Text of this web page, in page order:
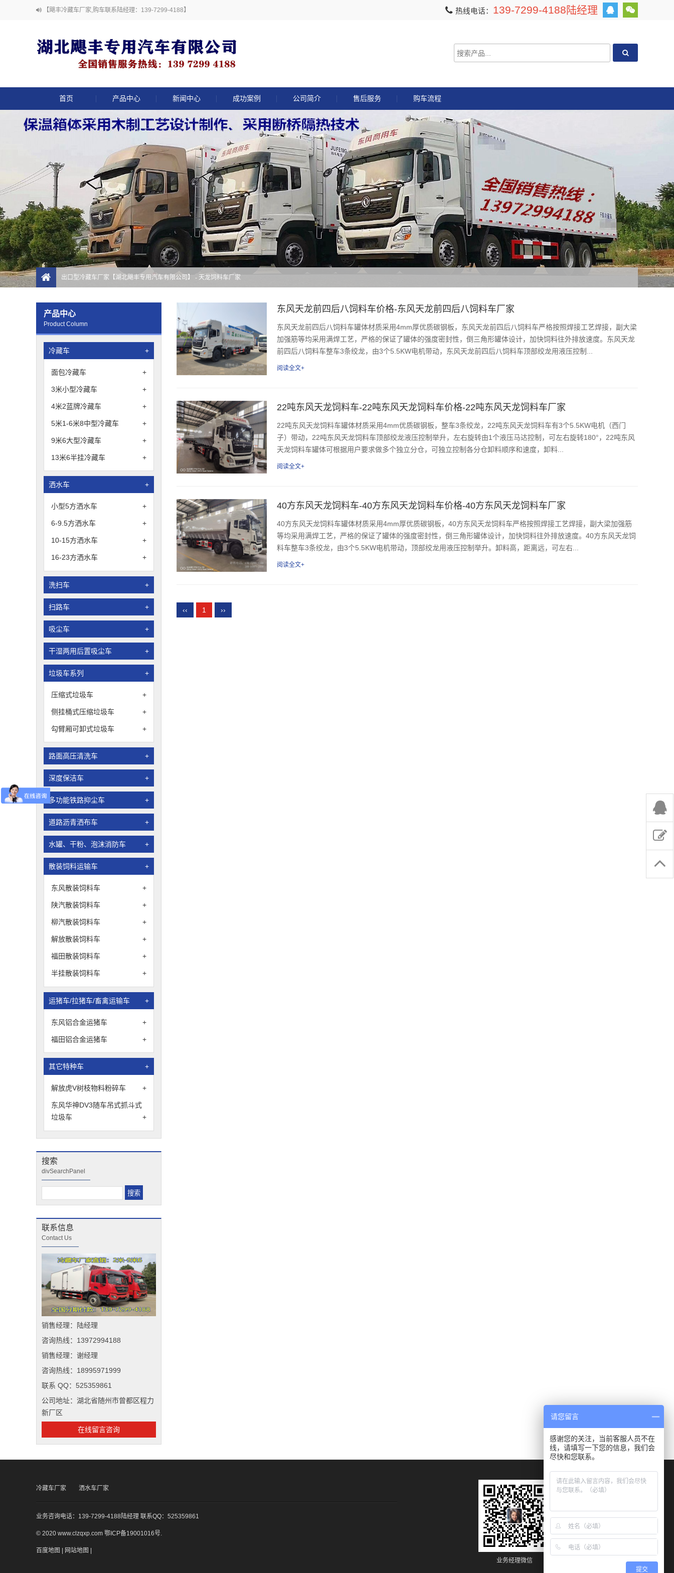
【飓丰冷藏车厂家,购车联系陆经理：139-7299-4188】 热线电话： 139-7299-4188陆经理
首页 产品中心 新闻中心 成功案例 公司简介 售后服务 购车流程
出口型冷藏车厂家【湖北飓丰专用汽车有限公司】 - 天龙饲料车厂家
产品中心
Product Column
冷藏车 +
面包冷藏车 +
3米小型冷藏车 +
4米2蓝牌冷藏车 +
5米1-6米8中型冷藏车 +
9米6大型冷藏车 +
13米6半挂冷藏车 +
洒水车 +
小型5方洒水车 +
6-9.5方洒水车 +
10-15方洒水车 +
16-23方洒水车 +
洗扫车 +
扫路车 +
吸尘车 +
干湿两用后置吸尘车 +
垃圾车系列 +
压缩式垃圾车 +
侧挂桶式压缩垃圾车 +
勾臂厢可卸式垃圾车 +
路面高压清洗车 +
深度保洁车 +
多功能铁路抑尘车 +
道路沥青洒布车 +
水罐、干粉、泡沫消防车 +
散装饲料运输车 +
东风散装饲料车 +
陕汽散装饲料车 +
柳汽散装饲料车 +
解放散装饲料车 +
福田散装饲料车 +
半挂散装饲料车 +
运猪车/拉猪车/畜禽运输车 +
东风铝合金运猪车 +
福田铝合金运猪车 +
其它特种车 +
解放虎V树枝物料粉碎车 +
东风华神DV3随车吊式抓斗式
垃圾车
+
搜索
divSearchPanel
联系信息
Contact Us
销售经理：陆经理
咨询热线：13972994188
销售经理：谢经理
咨询热线：18995971999
联系 QQ：525359861
公司地址：湖北省随州市曾都区程力
新厂区
在线留言咨询
东风天龙前四后八饲料车价格-东风天龙前四后八饲料车厂家
东风天龙前四后八饲料车罐体材质采用4mm厚优质碳钢板，东风天龙前四后八饲料车严格按照焊接工艺焊接，副大梁
加强筋等均采用满焊工艺，严格的保证了罐体的强度密封性，倒三角形罐体设计，加快饲料往外排放速度。东风天龙
前四后八饲料车整车3条绞龙，由3个5.5KW电机带动，东风天龙前四后八饲料车顶部绞龙用液压控制...
阅读全文+
22吨东风天龙饲料车-22吨东风天龙饲料车价格-22吨东风天龙饲料车厂家
22吨东风天龙饲料车罐体材质采用4mm优质碳钢板，整车3条绞龙，22吨东风天龙饲料车有3个5.5KW电机（西门
子）带动，22吨东风天龙饲料车顶部绞龙液压控制举升，左右旋转由1个液压马达控制，可左右旋转180°，22吨东风
天龙饲料车罐体可根据用户要求做多个独立分仓，可独立控制各分仓卸料顺序和速度，卸料...
阅读全文+
40方东风天龙饲料车-40方东风天龙饲料车价格-40方东风天龙饲料车厂家
40方东风天龙饲料车罐体材质采用4mm厚优质碳钢板，40方东风天龙饲料车严格按照焊接工艺焊接，副大梁加强筋
等均采用满焊工艺，严格的保证了罐体的强度密封性，倒三角形罐体设计，加快饲料往外排放速度。40方东风天龙饲
料车整车3条绞龙，由3个5.5KW电机带动，顶部绞龙用液压控制举升。卸料高，距离远，可左右...
阅读全文+
‹‹ 1 ››
冷藏车厂家 洒水车厂家
业务咨询电话：139-7299-4188陆经理 联系QQ：525359861
© 2020 www.clzqxp.com 鄂ICP备19001016号
百度地图 | 网站地图 |
业务经理微信
请您留言
感谢您的关注，当前客服人员不在
线，请填写一下您的信息，我们会
尽快和您联系。
提交